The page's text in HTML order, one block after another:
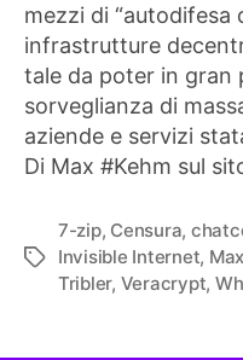
mezzi di “autodifesa
infrastrutture
tale da poter in gran
sorveglianza di
aziende e servizi
Di Max #Kehm sul
Tag
7-zip, Censura,
Invisible Internet,
Tribler, Veracrypt,